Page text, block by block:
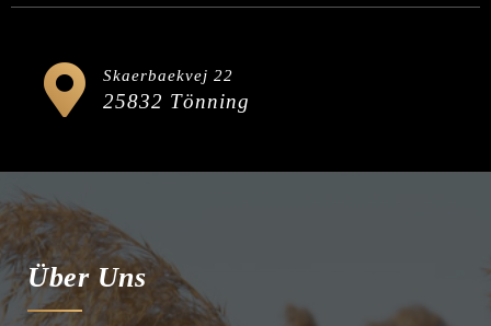
Skaerbaekvej 22
25832 Tönning
Über Uns